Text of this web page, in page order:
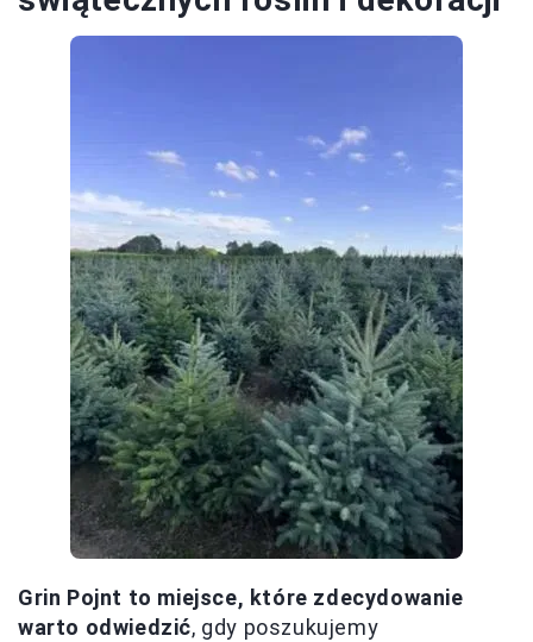
Grin Pojnt to miejsce, które zdecydowanie
warto odwiedzić, gdy poszukujemy